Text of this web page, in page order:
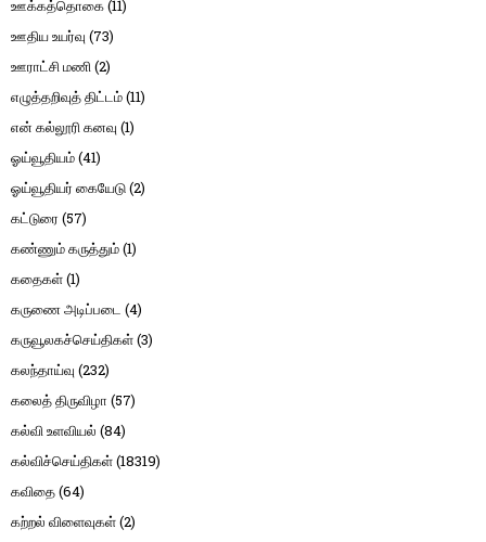
ஊக்கத்தொகை(11)
ஊதிய உயர்வு (73)
ஊராட்சி மணி(2)
எழுத்தறிவுத் திட்டம்(11)
என் கல்லூரி கனவு (1)
ஓய்வூதியம்(41)
ஓய்வூதியர் கையேடு(2)
கட்டுரை (57)
கண்ணும் கருத்தும்(1)
கதைகள்(1)
கருணை அடிப்படை (4)
கருவூலகச்செய்திகள்(3)
கலந்தாய்வு (232)
கலைத் திருவிழா (57)
கல்வி உளவியல் (84)
கல்விச்செய்திகள்(18319)
கவிதை(64)
கற்றல் விளைவுகள்(2)